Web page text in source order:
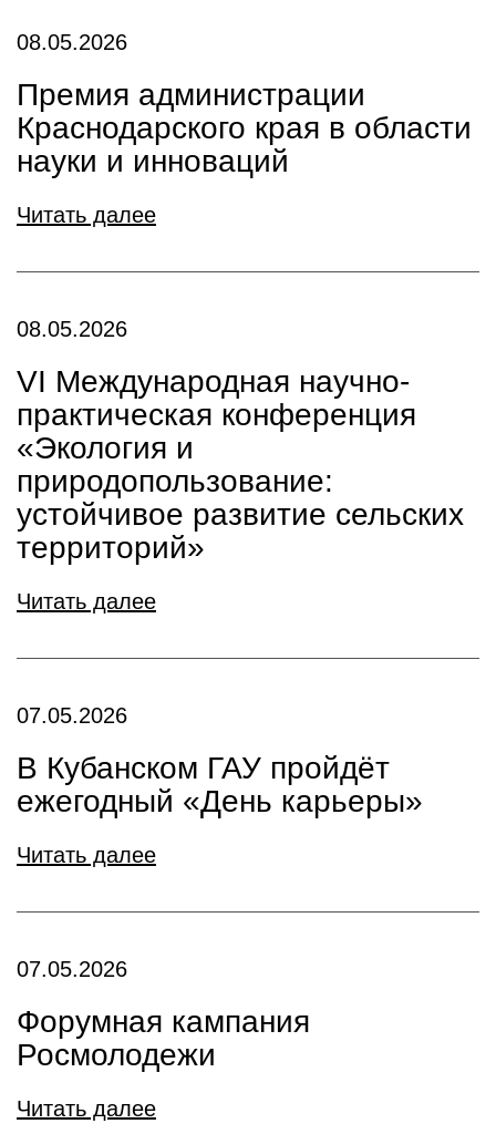
08.05.2026
Премия администрации
Краснодарского края в области
науки и инноваций
Читать далее
08.05.2026
VI Международная научно-
практическая конференция
«Экология и
природопользование:
устойчивое развитие сельских
территорий»
Читать далее
07.05.2026
В Кубанском ГАУ пройдёт
ежегодный «День карьеры»
Читать далее
07.05.2026
Форумная кампания
Росмолодежи
Читать далее